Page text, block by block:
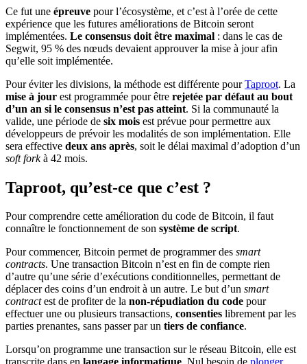
Ce fut une épreuve pour l’écosystème, et c’est à l’orée de cette
expérience que les futures améliorations de Bitcoin seront
implémentées. Le consensus doit être maximal : dans le cas de
Segwit, 95 % des nœuds devaient approuver la mise à jour afin
qu’elle soit implémentée.
Pour éviter les divisions, la méthode est différente pourTaproot. La
mise à jour est programmée pour être rejetée par défaut au bout
d’un an si le consensus n’est pas atteint. Si la communauté la
valide, une période de six mois est prévue pour permettre aux
développeurs de prévoir les modalités de son implémentation. Elle
sera effective deux ans après, soit le délai maximal d’adoption d’un
soft forkà 42 mois.
Taproot, qu’est-ce que c’est ?
Pour comprendre cette amélioration du code de Bitcoin, il faut
connaître le fonctionnement de son système de script.
Pour commencer, Bitcoin permet de programmer des smart
contracts. Une transaction Bitcoin n’est en fin de compte rien
d’autre qu’une série d’exécutions conditionnelles, permettant de
déplacer des coins d’un endroit à un autre. Le but d’un smart
contractest de profiter de la non-répudiation du code pour
effectuer une ou plusieurs transactions, consenties librement par les
parties prenantes, sans passer par un tiers de confiance.
Lorsqu’on programme une transaction sur le réseau Bitcoin, elle est